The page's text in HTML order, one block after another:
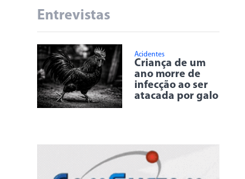
Entrevistas
Acidentes
Criança de um
ano morre de
infecção ao ser
atacada por galo